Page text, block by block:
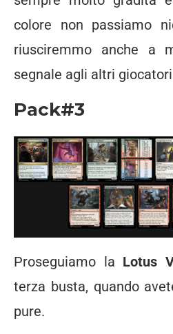
colore non passiamo
riusciremmo anche a
segnale agli altri
Pack#3
Proseguiamo la Lotus
terza busta, quando
pure.